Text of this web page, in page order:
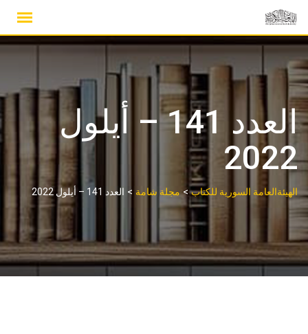
content
العدد 141 – أيلول
2022
الهيئةالعامة السورية للكتاب>مجلة شامة > العدد 141 – أيلول 2022